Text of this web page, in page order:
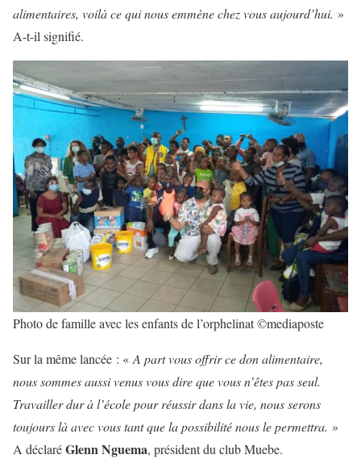
alimentaires, voilà ce qui nous emmène chez vous aujourd’hui. »
A-t-il signifié.
Photo de famille avec les enfants de l’orphelinat ©mediaposte
Sur la même lancée : « A part vous offrir ce don alimentaire,
nous sommes aussi venus vous dire que vous n’êtes pas seul.
Travailler dur à l’école pour réussir dans la vie, nous serons
toujours là avec vous tant que la possibilité nous le permettra. »
A déclaréGlenn Nguema, président du club Muebe.